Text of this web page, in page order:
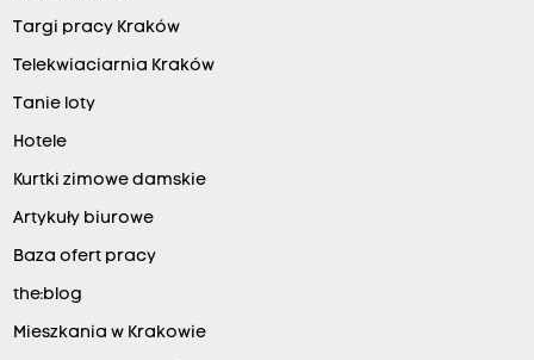
Targi pracy Kraków
Telekwiaciarnia Kraków
Tanie loty
Hotele
Kurtki zimowe damskie
Artykuły biurowe
Baza ofert pracy
the:blog
Mieszkania w Krakowie